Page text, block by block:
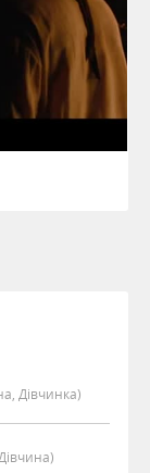
Дівчинка)